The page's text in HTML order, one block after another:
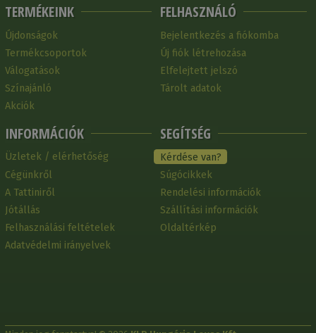
TERMÉKEINK
Újdonságok
Termékcsoportok
Válogatások
Színajánló
Akciók
INFORMÁCIÓK
Üzletek / elérhetőség
Cégünkről
A Tattiniről
Jótállás
Felhasználási feltételek
Adatvédelmi irányelvek
FELHASZNÁLÓ
Bejelentkezés a fiókomba
Új fiók létrehozása
Elfelejtett jelszó
Tárolt adatok
SEGÍTSÉG
Kérdése van?
Súgócikkek
Rendelési információk
Szállítási információk
Oldaltérkép